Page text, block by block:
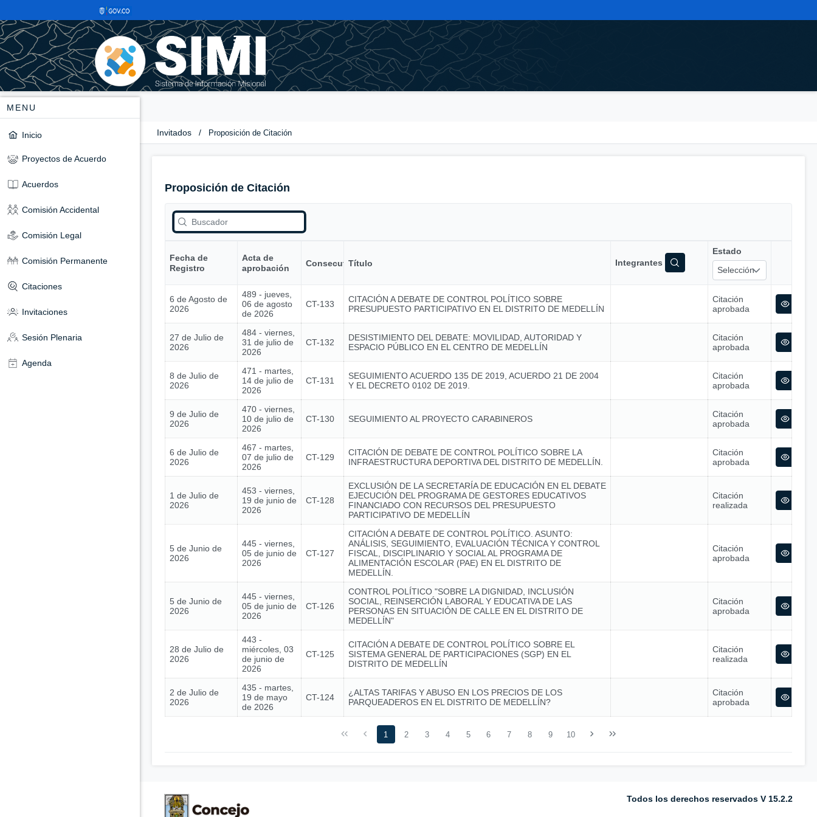
MENU
Inicio
Proyectos de Acuerdo
Acuerdos
Comisión Accidental
Comisión Legal
Comisión Permanente
Citaciones
Invitaciones
Sesión Plenaria
Agenda
Invitados / Proposición de Citación
Proposición de Citación
Fecha de
Registro
Acta de
aprobación
ConsecutivoTítulo Integrantes
Estado
Selección
6 de Agosto de
2026
489 - jueves,
06 de agosto
de 2026
CT-133
CITACIÓN A DEBATE DE CONTROL POLÍTICO SOBRE
PRESUPUESTO PARTICIPATIVO EN EL DISTRITO DE MEDELLÍN
Citación
aprobada
27 de Julio de
2026
484 - viernes,
31 de julio de
2026
CT-132
DESISTIMIENTO DEL DEBATE: MOVILIDAD, AUTORIDAD Y
ESPACIO PÚBLICO EN EL CENTRO DE MEDELLÍN
Citación
aprobada
8 de Julio de
2026
471 - martes,
14 de julio de
2026
CT-131
SEGUIMIENTO ACUERDO 135 DE 2019, ACUERDO 21 DE 2004
Y EL DECRETO 0102 DE 2019.
Citación
aprobada
9 de Julio de
2026
470 - viernes,
10 de julio de
2026
CT-130 SEGUIMIENTO AL PROYECTO CARABINEROS
Citación
aprobada
6 de Julio de
2026
467 - martes,
07 de julio de
2026
CT-129
CITACIÓN DE DEBATE DE CONTROL POLÍTICO SOBRE LA
INFRAESTRUCTURA DEPORTIVA DEL DISTRITO DE MEDELLÍN.
Citación
aprobada
1 de Julio de
2026
453 - viernes,
19 de junio de
2026
CT-128
EXCLUSIÓN DE LA SECRETARÍA DE EDUCACIÓN EN EL DEBATE
EJECUCIÓN DEL PROGRAMA DE GESTORES EDUCATIVOS
FINANCIADO CON RECURSOS DEL PRESUPUESTO
PARTICIPATIVO DE MEDELLÍN
Citación
realizada
5 de Junio de
2026
445 - viernes,
05 de junio de
2026
CT-127
CITACIÓN A DEBATE DE CONTROL POLÍTICO. ASUNTO:
ANÁLISIS, SEGUIMIENTO, EVALUACIÓN TÉCNICA Y CONTROL
FISCAL, DISCIPLINARIO Y SOCIAL AL PROGRAMA DE
ALIMENTACIÓN ESCOLAR (PAE) EN EL DISTRITO DE
MEDELLÍN.
Citación
aprobada
5 de Junio de
2026
445 - viernes,
05 de junio de
2026
CT-126
CONTROL POLÍTICO "SOBRE LA DIGNIDAD, INCLUSIÓN
SOCIAL, REINSERCIÓN LABORAL Y EDUCATIVA DE LAS
PERSONAS EN SITUACIÓN DE CALLE EN EL DISTRITO DE
MEDELLÍN"
Citación
aprobada
28 de Julio de
2026
443 -
miércoles, 03
de junio de
2026
CT-125
CITACIÓN A DEBATE DE CONTROL POLÍTICO SOBRE EL
SISTEMA GENERAL DE PARTICIPACIONES (SGP) EN EL
DISTRITO DE MEDELLÍN
Citación
realizada
2 de Julio de
2026
435 - martes,
19 de mayo
de 2026
CT-124
¿ALTAS TARIFAS Y ABUSO EN LOS PRECIOS DE LOS
PARQUEADEROS EN EL DISTRITO DE MEDELLÍN?
Citación
aprobada
1 2 3 4 5 6 7 8 9 10
Todos los derechos reservados V 15.2.2